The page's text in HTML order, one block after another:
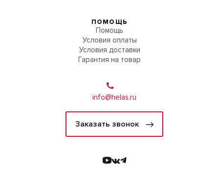
ПОМОЩЬ
Помощь
Условия оплаты
Условия доставки
Гарантия на товар
info@helas.ru
Заказать звонок